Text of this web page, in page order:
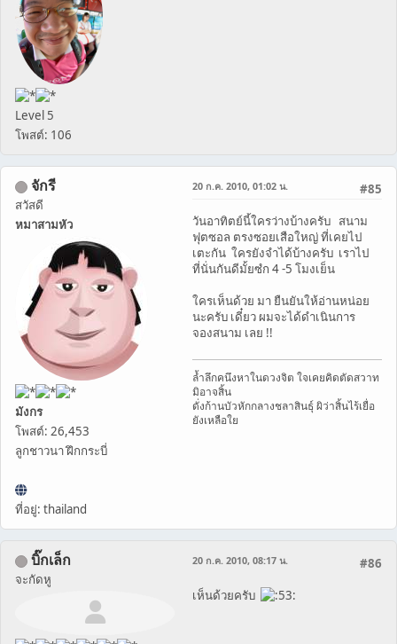
Level 5
โพสต์: 106
จักรี
สวัสดี
หมาสามหัว
มังกร
โพสต์: 26,453
ลูกชาวนา ฝึกกระบี่
ที่อยู่: thailand
#85
20 ก.ค. 2010, 01:02 น.
วันอาทิตย์นี้ใครว่างบ้างครับ สนาม
ฟุตซอล ตรงซอยเสือใหญ่ ที่เคยไป
เตะกัน ใครยังจำได้บ้างครับ เราไป
ที่นั่นกันดีมั้ยซํก 4 -5 โมงเย็น
ใครเห็นด้วย มา ยืนยันให้อ่านหน่อย
นะครับ เดี๋ยว ผมจะได้ดำเนินการ
จองสนาม เลย !!
ล้ำลึกคนึงหาในดวงจิต ใจเคยคิดตัดสวาท
มิอาจสิ้น
ดั่งก้านบัวหักกลางชลาสินธุ์ ผิว่าสิ้นไร้เยื่อ
ยังเหลือใย
บิ๊กเล็ก
จะกัดหู
#86
20 ก.ค. 2010, 08:17 น.
เห็นด้วยครับ